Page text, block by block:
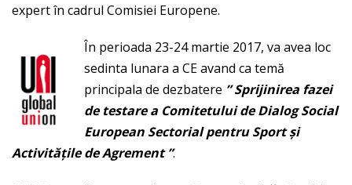
expert în cadrul Comisiei Europene.
În perioada 23-24 martie 2017, va avea loc
sedinta lunara a CE avand ca temă
principala de dezbatere ” Sprijinirea fazei
de testare a Comitetului de Dialog Social
European Sectorial pentru Sport și
Activităţile de Agrement ”.